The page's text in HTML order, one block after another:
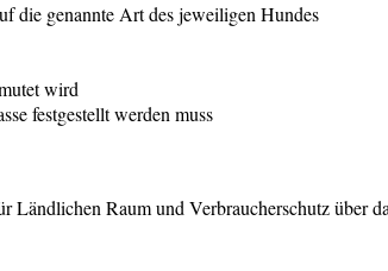
die genannte Art des jeweiligen Hundes
wird
festgestellt werden muss
Ländlichen Raum und Verbraucherschutz über